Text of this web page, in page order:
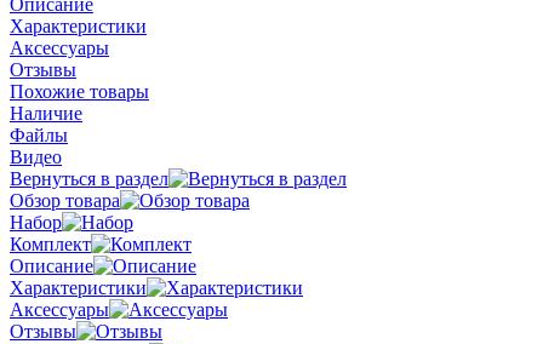
Характеристики
Аксессуары
Отзывы
Похожие товары
Наличие
Файлы
Видео
Вернуться в раздел
Обзор товара
Набор
Комплект
Описание
Характеристики
Аксессуары
Отзывы